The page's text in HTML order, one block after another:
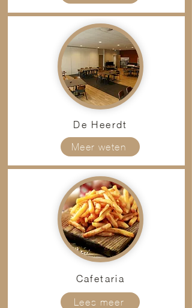
De Heerdt
Meer weten
Cafetaria
Lees meer